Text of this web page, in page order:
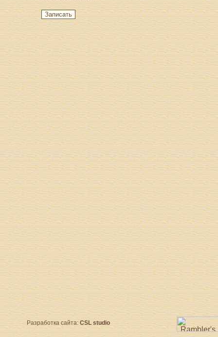
Разработка сайта:CSL studio